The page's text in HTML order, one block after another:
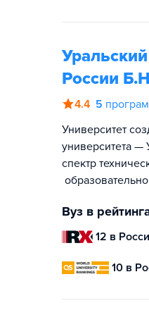
России
4.4 5
Университет
университета —
спектр
Вуз в
12 в
10 в